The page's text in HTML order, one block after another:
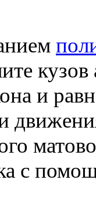
кузов
и
с